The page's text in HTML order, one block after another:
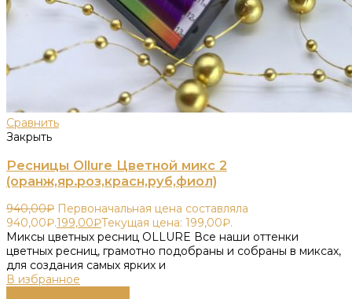
Сравнить
Закрыть
Ресницы Ollure Цветной микс 2
(оранж,яр.роз,красн,руб,фиол)
940,00₽ Первоначальная цена составляла
940,00₽.199,00₽Текущая цена: 199,00₽.
Миксы цветных ресниц OLLURE Все наши оттенки
цветных ресниц, грамотно подобраны и собраны в миксах,
для создания самых ярких и
В избранное